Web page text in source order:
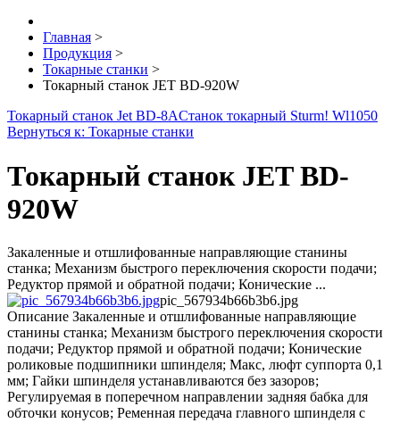
Главная >
Продукция >
Токарные станки >
Токарный станок JET BD-920W
Токарный станок Jet BD-8AСтанок токарный Sturm! Wl1050
Вернуться к: Токарные станки
Токарный станок JET BD-
920W
Закаленные и отшлифованные направляющие станины
станка; Механизм быстрого переключения скорости подачи;
Редуктор прямой и обратной подачи; Конические ...
pic_567934b66b3b6.jpg
Описание Закаленные и отшлифованные направляющие
станины станка; Механизм быстрого переключения скорости
подачи; Редуктор прямой и обратной подачи; Конические
роликовые подшипники шпинделя; Макс, люфт суппорта 0,1
мм; Гайки шпинделя устанавливаются без зазоров;
Регулируемая в поперечном направлении задняя бабка для
обточки конусов; Ременная передача главного шпинделя с